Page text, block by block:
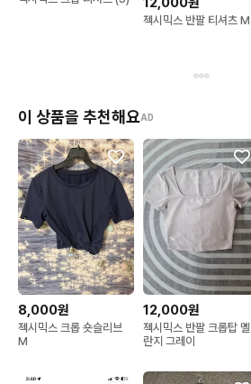
젝시믹스 반팔 티셔츠 M
이 상품을 추천해요AD
8,000원
젝시믹스 크롭 숏슬리브
M
12,000원
젝시믹스 반팔 크롭탑 멜
란지 그레이